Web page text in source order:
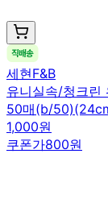
세현F&B
유니실속/청크린
50매(b/
1,000원
쿠폰가800원